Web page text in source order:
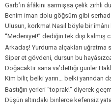
Garb’ın âfâkını sarmışsa çelik zırhlı
Benim iman dolu göğsüm gibi
Ulusun, korkma! Nasıl böyle bir îmânı
“Medeniyet!” dediğin tek dişi kalmış
Arkadaş! Yurduma alçakları uğratma
Siper et gövdeni, dursun bu
Doğacaktır sana va’dettiği günler
Kim bilir, belki yarın… belki yarından
Bastığın yerleri “toprak!” diyerek
Düşün altındaki binlerce kefensiz